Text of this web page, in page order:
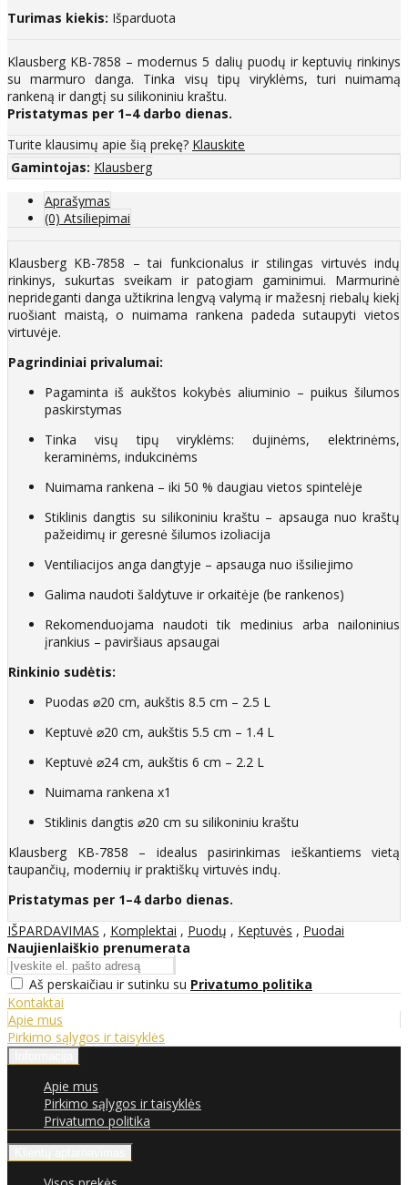
Turimas kiekis: Išparduota
Klausberg KB-7858 – modernus 5 dalių puodų ir keptuvių rinkinys
su marmuro danga. Tinka visų tipų viryklėms, turi nuimamą
rankeną ir dangtį su silikoniniu kraštu.
Pristatymas per 1–4 darbo dienas.
Turite klausimų apie šią prekę? Klauskite
Gamintojas: Klausberg
Aprašymas
(0) Atsiliepimai
Klausberg KB-7858 – tai funkcionalus ir stilingas virtuvės indų
rinkinys, sukurtas sveikam ir patogiam gaminimui. Marmurinė
neprideganti danga užtikrina lengvą valymą ir mažesnį riebalų kiekį
ruošiant maistą, o nuimama rankena padeda sutaupyti vietos
virtuvėje.
Pagrindiniai privalumai:
Pagaminta iš aukštos kokybės aliuminio – puikus šilumos
paskirstymas
Tinka visų tipų viryklėms: dujinėms, elektrinėms,
keraminėms, indukcinėms
Nuimama rankena – iki 50 % daugiau vietos spintelėje
Stiklinis dangtis su silikoniniu kraštu – apsauga nuo kraštų
pažeidimų ir geresnė šilumos izoliacija
Ventiliacijos anga dangtyje – apsauga nuo išsiliejimo
Galima naudoti šaldytuve ir orkaitėje (be rankenos)
Rekomenduojama naudoti tik medinius arba nailoninius
įrankius – paviršiaus apsaugai
Rinkinio sudėtis:
Puodas ⌀20 cm, aukštis 8.5 cm – 2.5 L
Keptuvė ⌀20 cm, aukštis 5.5 cm – 1.4 L
Keptuvė ⌀24 cm, aukštis 6 cm – 2.2 L
Nuimama rankena x1
Stiklinis dangtis ⌀20 cm su silikoniniu kraštu
Klausberg KB-7858 – idealus pasirinkimas ieškantiems vietą
taupančių, modernių ir praktiškų virtuvės indų.
Pristatymas per 1–4 darbo dienas.
IŠPARDAVIMAS , Komplektai , Puodų , Keptuvės , Puodai
Naujienlaiškio prenumerata
Aš perskaičiau ir sutinku su Privatumo politika
Kontaktai
Apie mus
Pirkimo sąlygos ir taisyklės
Apie mus
Pirkimo sąlygos ir taisyklės
Privatumo politika